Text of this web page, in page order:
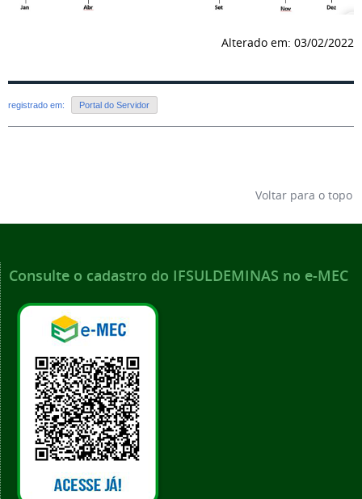
Alterado em: 03/02/2022
registrado em: Portal do Servidor
Voltar para o topo
Consulte o cadastro do IFSULDEMINAS no e-MEC